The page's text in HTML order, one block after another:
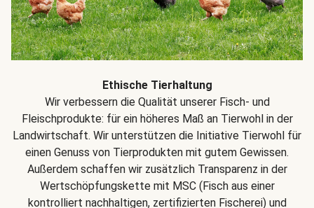
Ethische Tierhaltung
Wir verbessern die Qualität unserer Fisch- und
Fleischprodukte: für ein höheres Maß an Tierwohl in der
Landwirtschaft. Wir unterstützen die Initiative Tierwohl für
einen Genuss von Tierprodukten mit gutem Gewissen.
Außerdem schaffen wir zusätzlich Transparenz in der
Wertschöpfungskette mit MSC (Fisch aus einer
kontrolliert nachhaltigen, zertifizierten Fischerei) und